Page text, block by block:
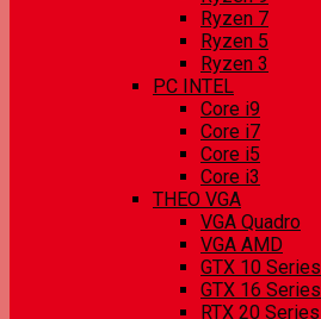
Ryzen 7
Ryzen 5
Ryzen 3
PC INTEL
Core i9
Core i7
Core i5
Core i3
THEO VGA
VGA Quadro
VGA AMD
GTX 10 Series
GTX 16 Series
RTX 20 Series